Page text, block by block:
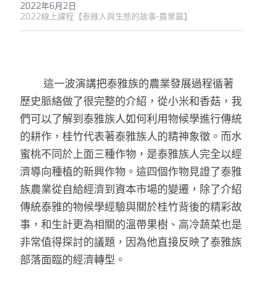
2022年6月2日 ·
2022線上課程【泰雅人與生態的故事-農業篇】
歷史脈絡做了很完整的介紹，從小米和香菇，我
們可以了解到泰雅族人如何利用物候學進行傳統
的耕作，桂竹代表著泰雅族人的精神象徵。而水
蜜桃不同於上面三種作物，是泰雅族人完全以經
濟導向種植的新興作物。這四個作物見證了泰雅
族農業從自給經濟到資本市場的變遷，除了介紹
傳統泰雅的物候學經驗與關於桂竹背後的精彩故
事，和生計更為相關的溫帶果樹、高冷蔬菜也是
非常值得探討的議題，因為他直接反映了泰雅族
部落面臨的經濟轉型。